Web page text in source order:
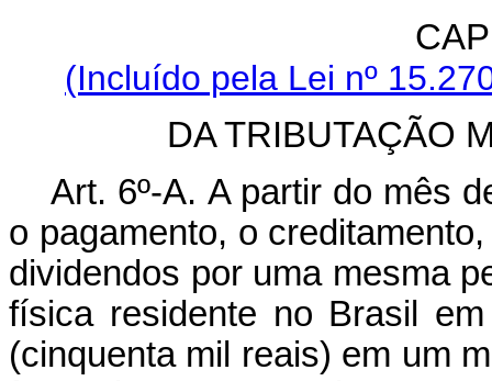
(Incluído pela Lei nº
DA TRIBUTAÇÃO
Art. 6º-A. A partir do mês
o pagamento, o
dividendos por uma mesma
física residente no Brasil
(cinquenta mil reais) em um